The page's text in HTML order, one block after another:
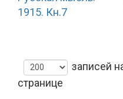
1915. Кн.7
записей
странице